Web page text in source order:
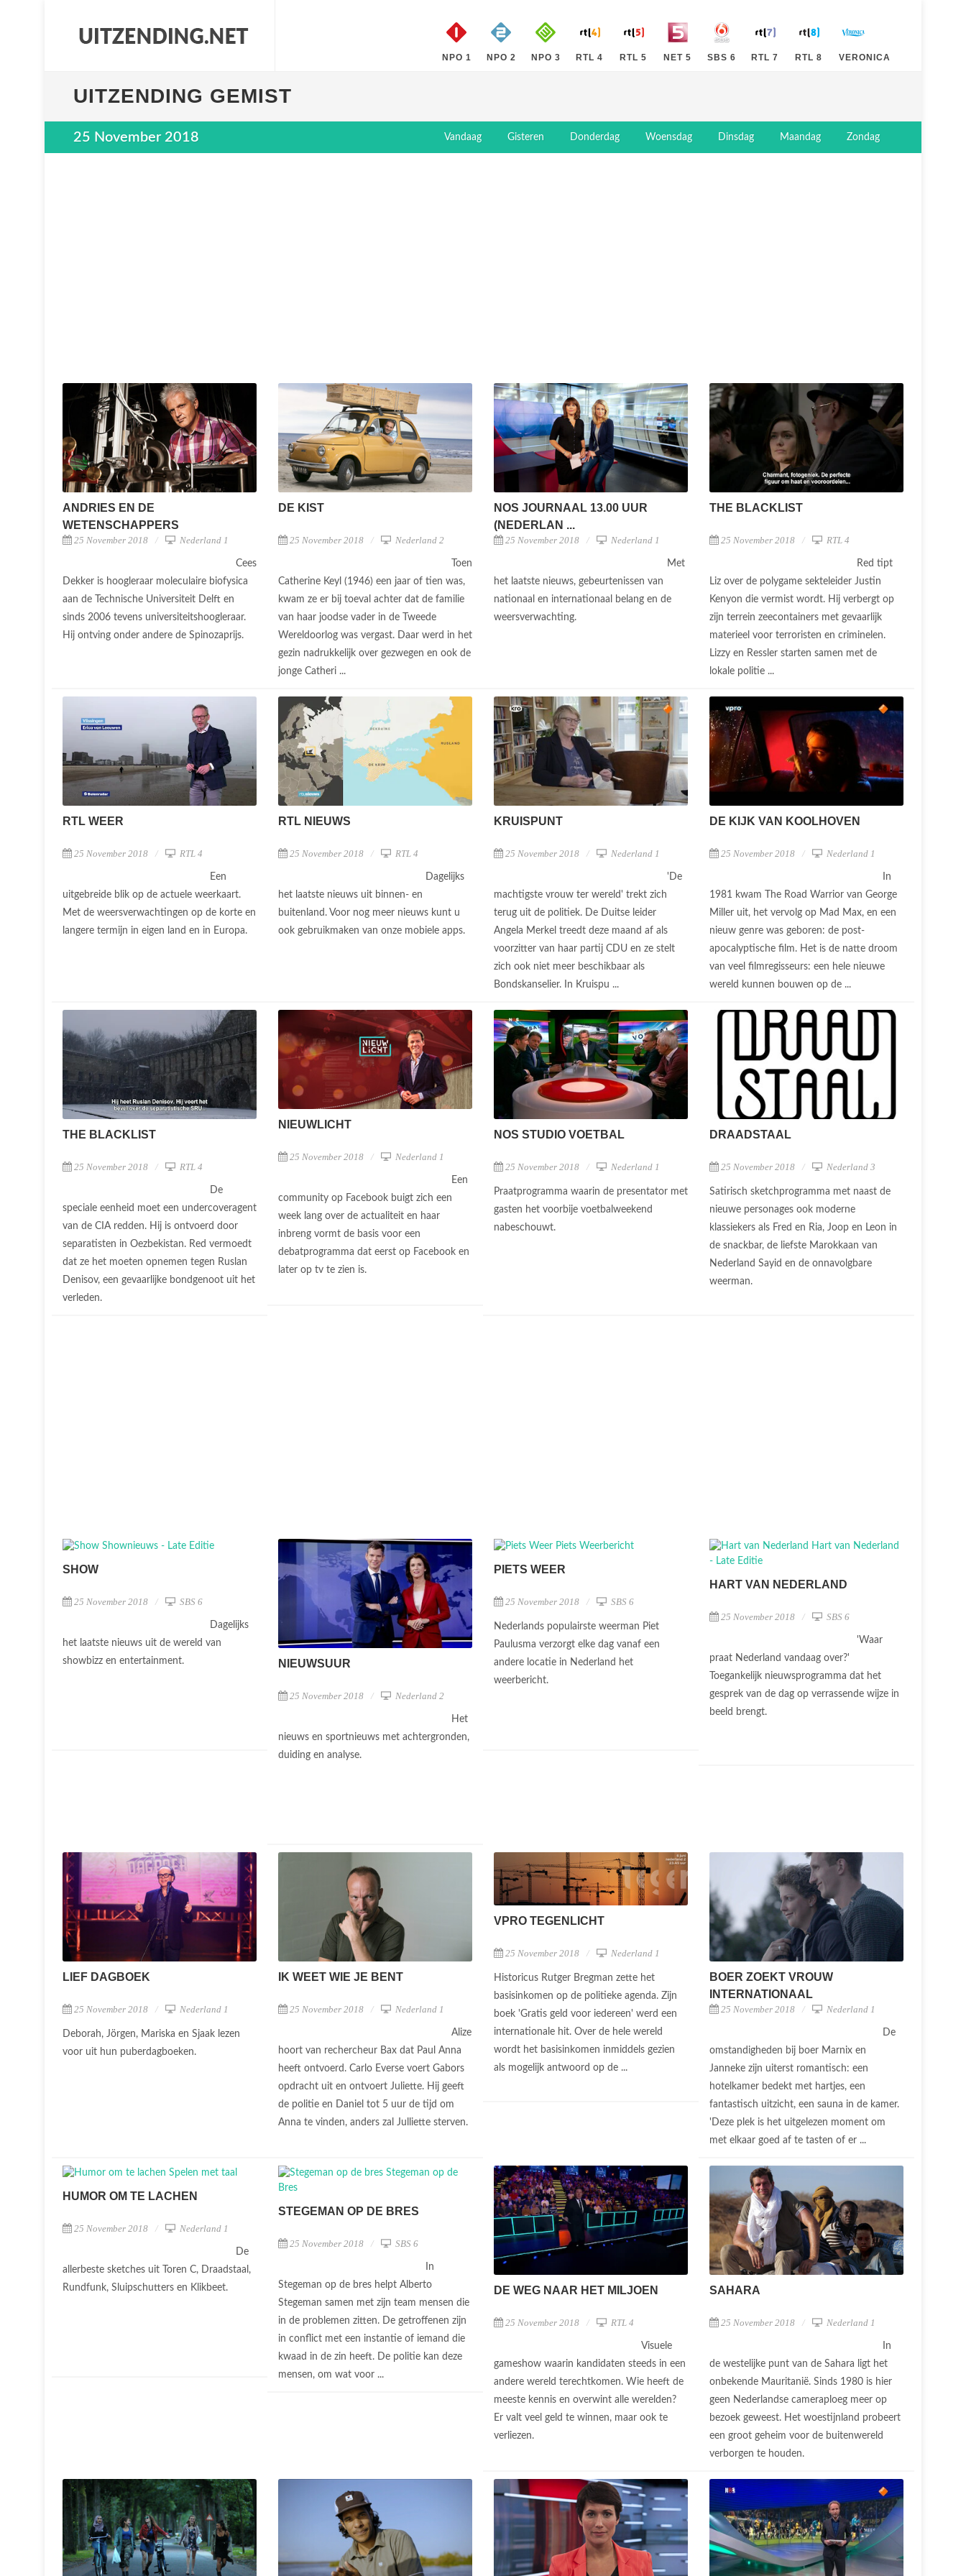
NPO 1 NPO 2 NPO 3 RTL 4 RTL 5 NET 5 SBS 6 RTL 7 RTL 8 VERONICA
UITZENDING GEMIST
25 November 2018 Vandaag Gisteren Donderdag Woensdag Dinsdag Maandag Zondag
ANDRIES EN DE
WETENSCHAPPERS
25 November 2018 Nederland 1
Cees
Dekker is hoogleraar moleculaire biofysica
aan de Technische Universiteit Delft en
sinds 2006 tevens universiteitshoogleraar.
Hij ontving onder andere de Spinozaprijs.
DE KIST
25 November 2018 Nederland 2
Toen
Catherine Keyl (1946) een jaar of tien was,
kwam ze er bij toeval achter dat de familie
van haar joodse vader in de Tweede
Wereldoorlog was vergast. Daar werd in het
gezin nadrukkelijk over gezwegen en ook de
jonge Catheri ...
NOS JOURNAAL 13.00 UUR
(NEDERLAN ...
25 November 2018 Nederland 1
Met
het laatste nieuws, gebeurtenissen van
nationaal en internationaal belang en de
weersverwachting.
THE BLACKLIST
25 November 2018 RTL 4
Red tipt
Liz over de polygame sekteleider Justin
Kenyon die vermist wordt. Hij verbergt op
zijn terrein zeecontainers met gevaarlijk
materieel voor terroristen en criminelen.
Lizzy en Ressler starten samen met de
lokale politie ...
RTL WEER
25 November 2018 RTL 4
Een
uitgebreide blik op de actuele weerkaart.
Met de weersverwachtingen op de korte en
langere termijn in eigen land en in Europa.
RTL NIEUWS
25 November 2018 RTL 4
Dagelijks
het laatste nieuws uit binnen- en
buitenland. Voor nog meer nieuws kunt u
ook gebruikmaken van onze mobiele apps.
KRUISPUNT
25 November 2018 Nederland 1
'De
machtigste vrouw ter wereld' trekt zich
terug uit de politiek. De Duitse leider
Angela Merkel treedt deze maand af als
voorzitter van haar partij CDU en ze stelt
zich ook niet meer beschikbaar als
Bondskanselier. In Kruispu ...
DE KIJK VAN KOOLHOVEN
25 November 2018 Nederland 1
In
1981 kwam The Road Warrior van George
Miller uit, het vervolg op Mad Max, en een
nieuw genre was geboren: de post-
apocalyptische film. Het is de natte droom
van veel filmregisseurs: een hele nieuwe
wereld kunnen bouwen op de ...
THE BLACKLIST
25 November 2018 RTL 4
De
speciale eenheid moet een undercoveragent
van de CIA redden. Hij is ontvoerd door
separatisten in Oezbekistan. Red vermoedt
dat ze het moeten opnemen tegen Ruslan
Denisov, een gevaarlijke bondgenoot uit het
verleden.
NIEUWLICHT
25 November 2018 Nederland 1
Een
community op Facebook buigt zich een
week lang over de actualiteit en haar
inbreng vormt de basis voor een
debatprogramma dat eerst op Facebook en
later op tv te zien is.
NOS STUDIO VOETBAL
25 November 2018 Nederland 1
Praatprogramma waarin de presentator met
gasten het voorbije voetbalweekend
nabeschouwt.
DRAADSTAAL
25 November 2018 Nederland 3
Satirisch sketchprogramma met naast de
nieuwe personages ook moderne
klassiekers als Fred en Ria, Joop en Leon in
de snackbar, de liefste Marokkaan van
Nederland Sayid en de onnavolgbare
weerman.
SHOW
25 November 2018 SBS 6
Dagelijks
het laatste nieuws uit de wereld van
showbizz en entertainment.
NIEUWSUUR
25 November 2018 Nederland 2
Het
nieuws en sportnieuws met achtergronden,
duiding en analyse.
PIETS WEER
25 November 2018 SBS 6
Nederlands populairste weerman Piet
Paulusma verzorgt elke dag vanaf een
andere locatie in Nederland het
weerbericht.
HART VAN NEDERLAND
25 November 2018 SBS 6
'Waar
praat Nederland vandaag over?'
Toegankelijk nieuwsprogramma dat het
gesprek van de dag op verrassende wijze in
beeld brengt.
LIEF DAGBOEK
25 November 2018 Nederland 1
Deborah, Jörgen, Mariska en Sjaak lezen
voor uit hun puberdagboeken.
IK WEET WIE JE BENT
25 November 2018 Nederland 1
Alize
hoort van rechercheur Bax dat Paul Anna
heeft ontvoerd. Carlo Everse voert Gabors
opdracht uit en ontvoert Juliette. Hij geeft
de politie en Daniel tot 5 uur de tijd om
Anna te vinden, anders zal Julliette sterven.
VPRO TEGENLICHT
25 November 2018 Nederland 1
Historicus Rutger Bregman zette het
basisinkomen op de politieke agenda. Zijn
boek 'Gratis geld voor iedereen' werd een
internationale hit. Over de hele wereld
wordt het basisinkomen inmiddels gezien
als mogelijk antwoord op de ...
BOER ZOEKT VROUW
INTERNATIONAAL
25 November 2018 Nederland 1
De
omstandigheden bij boer Marnix en
Janneke zijn uiterst romantisch: een
hotelkamer bedekt met hartjes, een
fantastisch uitzicht, een sauna in de kamer.
'Deze plek is het uitgelezen moment om
met elkaar goed af te tasten of er ...
HUMOR OM TE LACHEN
25 November 2018 Nederland 1
De
allerbeste sketches uit Toren C, Draadstaal,
Rundfunk, Sluipschutters en Klikbeet.
STEGEMAN OP DE BRES
25 November 2018 SBS 6
In
Stegeman op de bres helpt Alberto
Stegeman samen met zijn team mensen die
in de problemen zitten. De getroffenen zijn
in conflict met een instantie of iemand die
kwaad in de zin heeft. De politie kan deze
mensen, om wat voor ...
DE WEG NAAR HET MILJOEN
25 November 2018 RTL 4
Visuele
gameshow waarin kandidaten steeds in een
andere wereld terechtkomen. Wie heeft de
meeste kennis en overwint alle werelden?
Er valt veel geld te winnen, maar ook te
verliezen.
SAHARA
25 November 2018 Nederland 1
In
de westelijke punt van de Sahara ligt het
onbekende Mauritanië. Sinds 1980 is hier
geen Nederlandse cameraploeg meer op
bezoek geweest. Het woestijnland probeert
een groot geheim voor de buitenwereld
verborgen te houden.